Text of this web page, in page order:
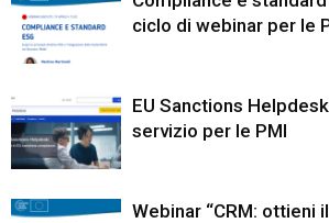
ciclo di webinar per le
EU Sanctions
servizio per le PMI
Webinar “CRM: ottieni